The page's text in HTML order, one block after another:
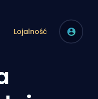
Lojalność